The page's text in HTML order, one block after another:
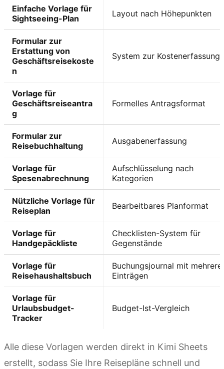
Einfache Vorlage für
Sightseeing-Plan
Layout nach Höhepunkten
Formular zur
Erstattung von
Geschäftsreisekoste
n
System zur Kostenerfassung
Vorlage für
Geschäftsreiseantra
g
Formelles Antragsformat
Formular zur
Reisebuchhaltung
Ausgabenerfassung
Vorlage für
Spesenabrechnung
Aufschlüsselung nach
Kategorien
Nützliche Vorlage für
Reiseplan
Bearbeitbares Planformat
Vorlage für
Handgepäckliste
Checklisten-System für
Gegenstände
Vorlage für
Reisehaushaltsbuch
Buchungsjournal mit
Einträgen
Vorlage für
Urlaubsbudget-
Tracker
Budget-Ist-Vergleich
Alle diese Vorlagen werden direkt in Kimi Sheets
erstellt, sodass Sie Ihre Reisepläne schnell und